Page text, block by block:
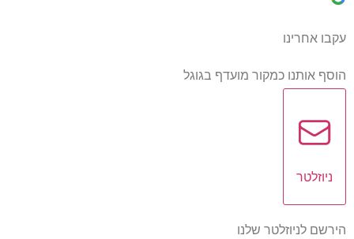
עקבו אחרינו
הוסף אותנו כמקור מועדף בגוגל
ניוזלטר
הירשם לניוזלטר שלנו